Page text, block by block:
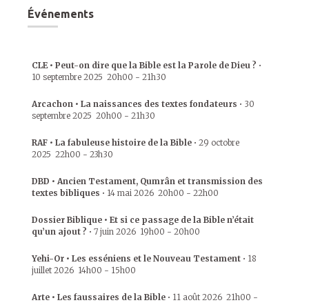
Événements
CLE • Peut-on dire que la Bible est la Parole de Dieu ? •
10 septembre 2025 20h00 - 21h30
Arcachon • La naissances des textes fondateurs • 30
septembre 2025 20h00 - 21h30
RAF • La fabuleuse histoire de la Bible • 29 octobre
2025 22h00 - 23h30
DBD • Ancien Testament, Qumrân et transmission des
textes bibliques • 14 mai 2026 20h00 - 22h00
Dossier Biblique • Et si ce passage de la Bible n’était
qu’un ajout ? • 7 juin 2026 19h00 - 20h00
Yehi-Or • Les esséniens et le Nouveau Testament • 18
juillet 2026 14h00 - 15h00
Arte • Les faussaires de la Bible • 11 août 2026 21h00 -